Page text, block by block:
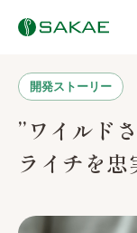
開発ストーリー
”ワイルド
ライチを忠